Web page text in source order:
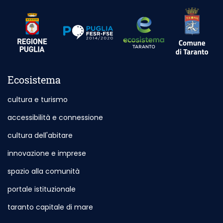
Sito esterno - Apertura in nuova scheda
Sito esterno - Apertura in nuova scheda
Sito
Ecosistema
cultura e turismo
accessibilità e connessione
cultura dell'abitare
innovazione e imprese
spazio alla comunità
portale istituzionale
taranto capitale di mare